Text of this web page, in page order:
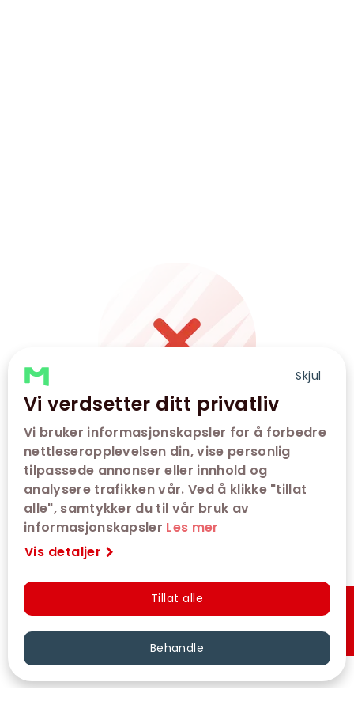
Skjul
Vi verdsetter ditt privatliv
Vi bruker informasjonskapsler for å forbedre
nettleseropplevelsen din, vise personlig
tilpassede annonser eller innhold og
analysere trafikken vår. Ved å klikke "tillat
alle", samtykker du til vår bruk av
informasjonskapsler Les mer
Vis detaljer
Tillat alle
Behandle
Billettsalget til denne visningen er ikke
tilgjengelig for øyeblikket.
admit one error: Performance does not exist
Hurtigkjøp